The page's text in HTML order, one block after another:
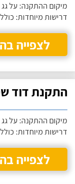
מיקום ההתקנה: על
דרישות מיוחדות:
לצפייה
התקנת דוד שמש
מיקום ההתקנה: על
דרישות מיוחדות:
לצפייה